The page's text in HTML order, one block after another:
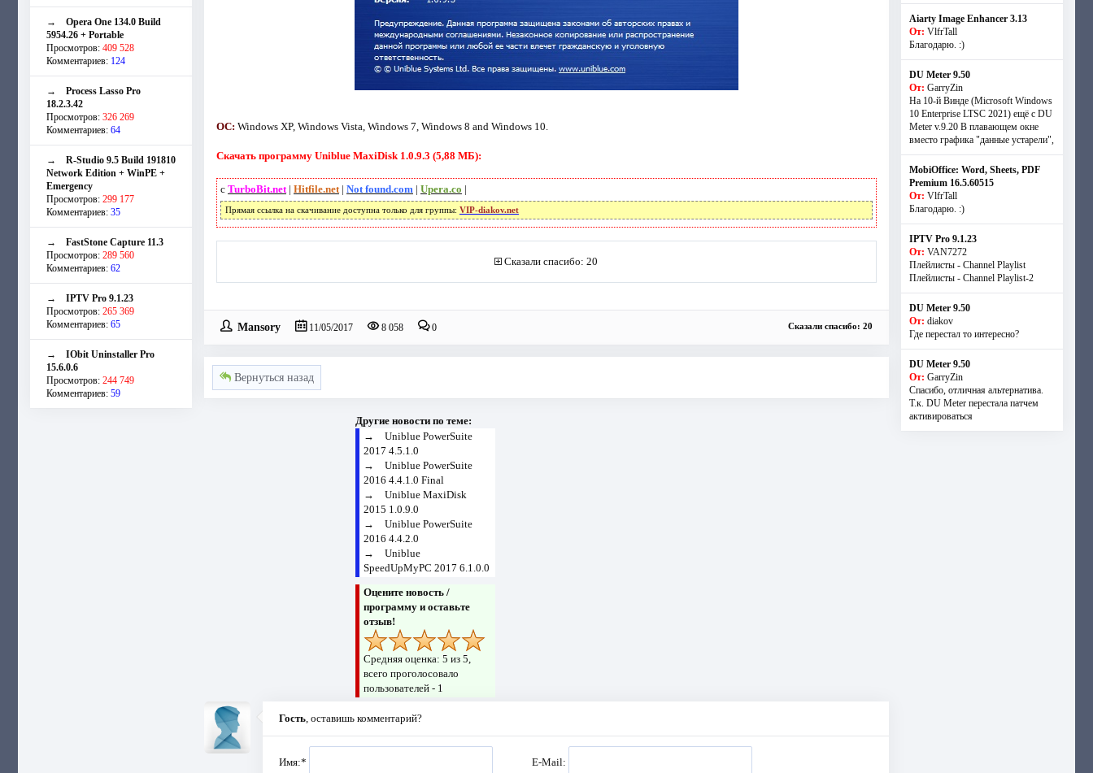
→ Opera One 134.0 Build
5954.26 + Portable
Просмотров: 409 528
Комментариев: 124
→ Process Lasso Pro
18.2.3.42
Просмотров: 326 269
Комментариев: 64
→ R-Studio 9.5 Build 191810
Network Edition + WinPE +
Emergency
Просмотров: 299 177
Комментариев: 35
→ FastStone Capture 11.3
Просмотров: 289 560
Комментариев: 62
→ IPTV Pro 9.1.23
Просмотров: 265 369
Комментариев: 65
→ IObit Uninstaller Pro
15.6.0.6
Просмотров: 244 749
Комментариев: 59
ОС: Windows XP, Windows Vista, Windows 7, Windows 8 and Windows 10.
Скачать программу Uniblue MaxiDisk 1.0.9.3 (5,88 МБ):
с TurboBit.net| Hitfile.net| Not found.com | Upera.co |
Прямая ссылка на скачивание доступна только для группы: VIP-diakov.net
Сказали спасибо: 20
Mansory 11/05/2017 8 058 0 Сказали спасибо: 20
Вернуться назад
Другие новости по теме:
→ Uniblue PowerSuite
2017 4.5.1.0
→ Uniblue PowerSuite
2016 4.4.1.0 Final
→ Uniblue MaxiDisk
2015 1.0.9.0
→ Uniblue PowerSuite
2016 4.4.2.0
→ Uniblue
SpeedUpMyPC 2017 6.1.0.0
Оцените новость /
программу и оставьте
отзыв!
Средняя оценка: 5 из 5,
всего проголосовало
пользователей - 1
Гость, оставишь комментарий?
Имя:* E-Mail:
Aiarty Image Enhancer 3.13
От: VlfrTall
Благодарю. :)
DU Meter 9.50
От: GarryZin
На 10-й Винде (Microsoft Windows
10 Enterprise LTSC 2021) ещё с DU
Meter v.9.20 В плавающем окне
вместо графика "данные устарели",
MobiOffice: Word, Sheets, PDF
Premium 16.5.60515
От: VlfrTall
Благодарю. :)
IPTV Pro 9.1.23
От: VAN7272
Плейлисты - Channel Playlist
Плейлисты - Channel Playlist-2
DU Meter 9.50
От: diakov
Где перестал то интересно?
DU Meter 9.50
От: GarryZin
Спасибо, отличная альтернатива.
Т.к. DU Meter перестала патчем
активироваться